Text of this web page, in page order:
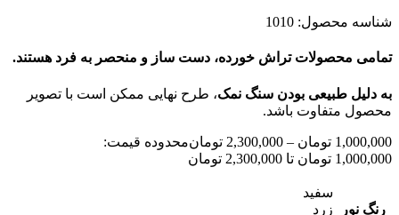
شناسه محصول: 1010
تمامی محصولات تراش خورده، دست ساز و منحصر به فرد هستند.
به دلیل طبیعی بودن سنگ نمک، طرح نهایی ممکن است با تصویر
محصول متفاوت باشد.
1,000,000 تومان –
2,300,000 تومانمحدوده قیمت:
1,000,000 تومان تا 2,300,000 تومان
رنگ نور
سفید
زرد